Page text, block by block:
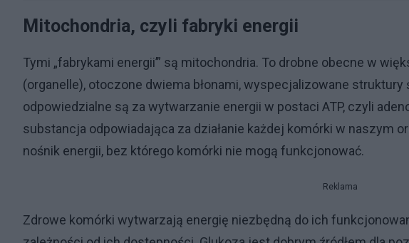
Mitochondria, czyli fabryki energii
Tymi „fabrykami energii’” są mitochondria. To drobne obecne w
(organelle), otoczone dwiema błonami, wyspecjalizowane
odpowiedzialne są za wytwarzanie energii w postaci ATP, czyli
substancja odpowiadająca za działanie każdej komórki w naszym
nośnik energii, bez którego komórki nie mogą funkcjonować.
Reklama
Zdrowe komórki wytwarzają energię niezbędną do ich